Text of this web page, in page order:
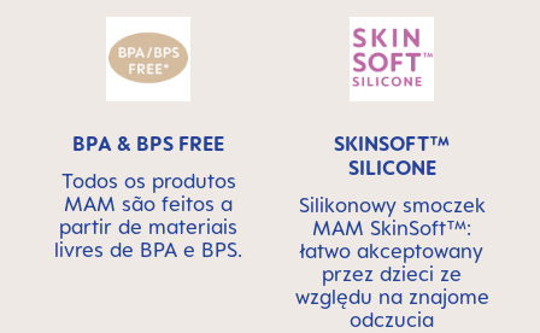
BPA & BPS FREE
Todos os produtos
MAM são feitos a
partir de materiais
livres de BPA e BPS.
SKINSOFT™
SILICONE
Silikonowy smoczek
MAM SkinSoft™:
łatwo akceptowany
przez dzieci ze
względu na znajome
odczucia